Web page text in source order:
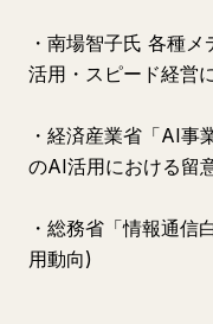
・南場智子氏 各種
活用・スピード経営
・経済産業省「AI事
のAI活用における留
・総務省「情報通
用動向)